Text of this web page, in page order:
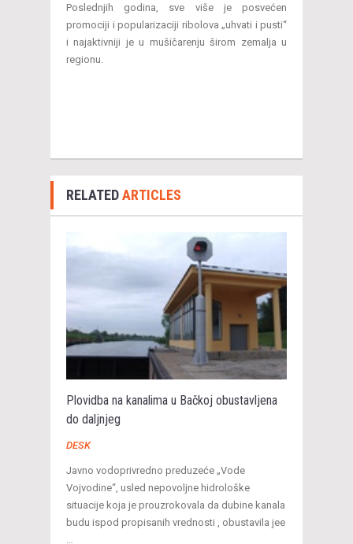
Poslednjih godina, sve više je posvećen
promociji i popularizaciji ribolova „uhvati i pusti“
i najaktivniji je u mušičarenju širom zemalja u
regionu.
RELATEDARTICLES
Plovidba na kanalima u Bačkoj obustavljena
do daljnjeg
DESK
Javno vodoprivredno preduzeće „Vode
Vojvodine“, usled nepovoljne hidrološke
situacije koja je prouzrokovala da dubine kanala
budu ispod propisanih vrednosti , obustavila jee